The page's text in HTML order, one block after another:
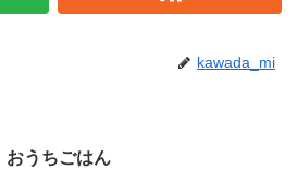
kawada_mi
おうちごはん